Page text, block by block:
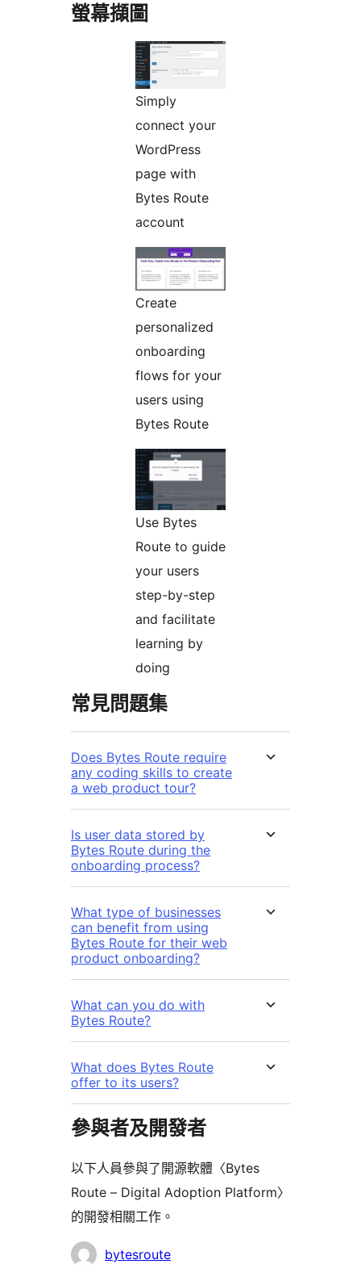
螢幕擷圖
Simply
connect your
WordPress
page with
Bytes Route
account
Create
personalized
onboarding
flows for your
users using
Bytes Route
Use Bytes
Route to guide
your users
step-by-step
and facilitate
learning by
doing
常見問題集
Does Bytes Route require
any coding skills to create
a web product tour?
Is user data stored by
Bytes Route during the
onboarding process?
What type of businesses
can benefit from using
Bytes Route for their web
product onboarding?
What can you do with
Bytes Route?
What does Bytes Route
offer to its users?
參與者及開發者
以下人員參與了開源軟體〈Bytes
Route – Digital Adoption Platform〉
的開發相關工作。
參
bytesroute